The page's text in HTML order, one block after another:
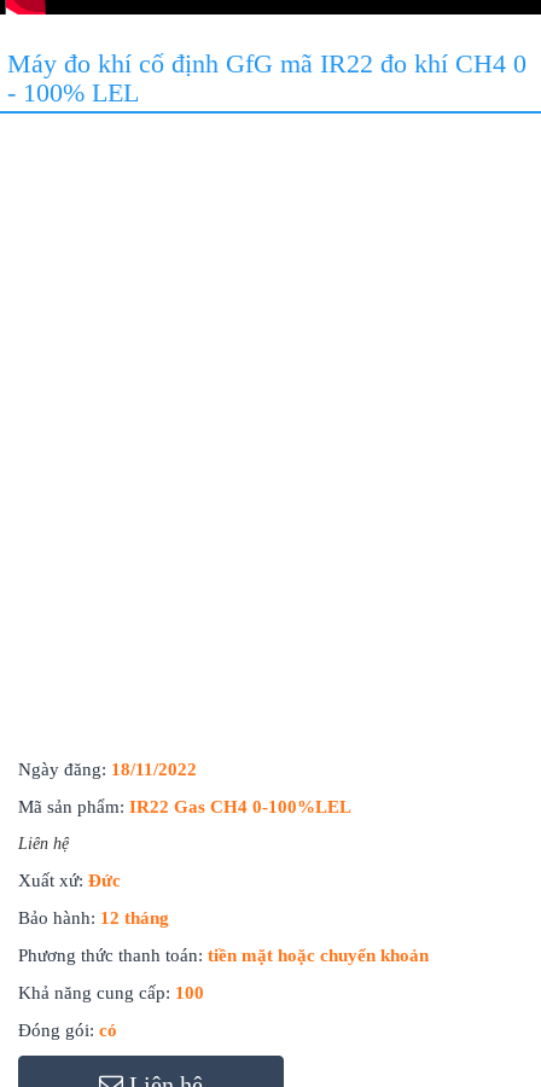
Máy đo khí cố định GfG mã IR22 đo khí CH4 0
- 100% LEL
Ngày đăng: 18/11/2022
Mã sản phẩm: IR22 Gas CH4 0-100%LEL
Liên hệ
Xuất xứ: Đức
Bảo hành: 12 tháng
Phương thức thanh toán: tiền mặt hoặc chuyển khoản
Khả năng cung cấp: 100
Đóng gói: có